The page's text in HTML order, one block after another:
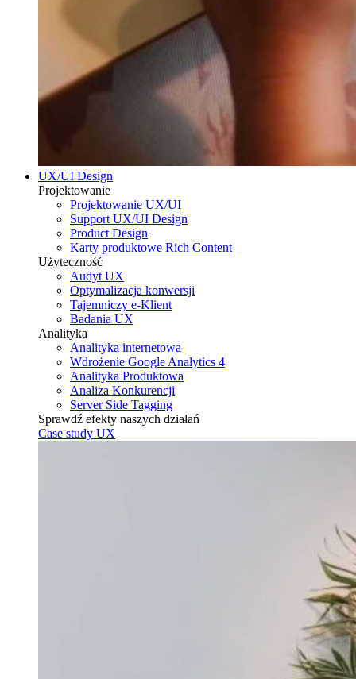
UX/UI Design
Projektowanie
Projektowanie UX/UI
Support UX/UI Design
Product Design
Karty produktowe Rich Content
Użyteczność
Audyt UX
Optymalizacja konwersji
Tajemniczy e-Klient
Badania UX
Analityka
Analityka internetowa
Wdrożenie Google Analytics 4
Analityka Produktowa
Analiza Konkurencji
Server Side Tagging
Sprawdź efekty naszych działań
Case study UX